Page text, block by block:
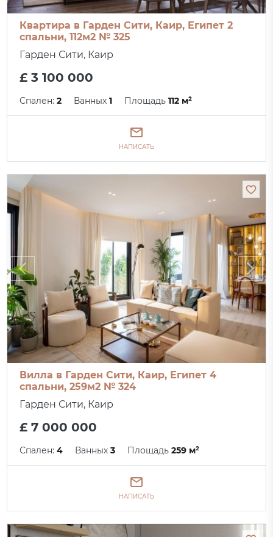
Квартира в Гарден Сити, Каир, Египет 2
спальни, 112м2 № 325
Гарден Сити, Каир
£ 3 100 000
Спален:2 Ванных1 Площадь112 м²
НАПИСАТЬ
Вилла в Гарден Сити, Каир, Египет 4
спальни, 259м2 № 324
Гарден Сити, Каир
£ 7 000 000
Спален:4 Ванных3 Площадь259 м²
НАПИСАТЬ